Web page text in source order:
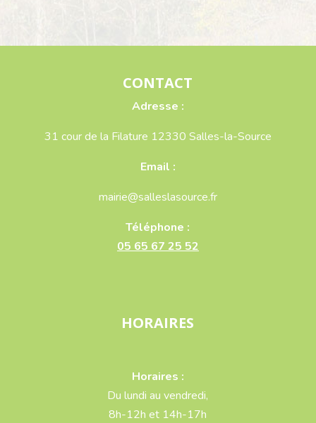
CONTACT
Adresse :
31 cour de la Filature 12330 Salles-la-Source
Email :
mairie@salleslasource.fr
Téléphone :
05 65 67 25 52
HORAIRES
Horaires :
Du lundi au vendredi,
8h-12h et 14h-17h